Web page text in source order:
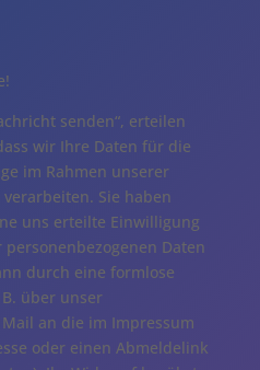
senden“, erteilen
wir Ihre Daten für die
im Rahmen unserer
Sie haben
uns erteilte Einwilligung
Daten
durch eine formlose
über unser
an die im Impressum
oder einen Abmeldelink